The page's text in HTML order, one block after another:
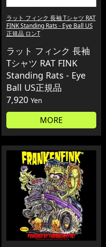
ラット フィンク 長袖 Tシャツ RAT
FINK Standing Rats - Eye Ball US
正規品 ロンT
ラット フィンク 長袖
Tシャツ RAT FINK
Standing Rats - Eye
Ball US正規品
7,920 Yen
MORE